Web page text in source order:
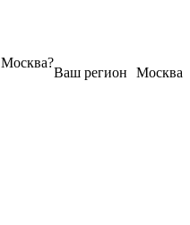
Москва
Ваш регион
Москва?